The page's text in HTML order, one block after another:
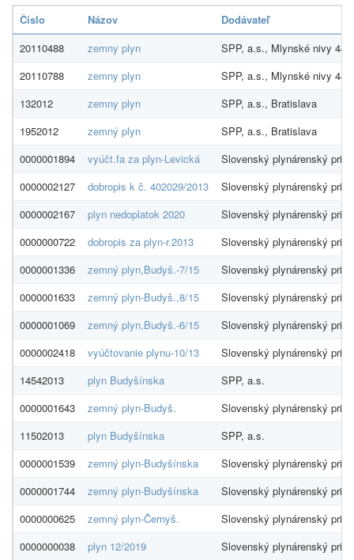
Číslo Názov
Dodávateľ
20110488
zemny plyn
SPP, a.s., Mlynské nivy 44/
20110788
zemny plyn
SPP, a.s., Mlynské nivy 44/
132012
zemny plyn
SPP, a.s., Bratislava
1952012
zemný plyn
SPP, a.s., Bratislava
0000001894
vyúčt.fa za plyn-Levická
Slovenský plynárenský
0000002127
dobropis k č. 402029/2013
Slovenský plynárenský
0000002167
plyn nedoplatok 2020
Slovenský plynárenský
0000000722
dobropis za plyn-r.2013
Slovenský plynárenský
0000001336
zemný plyn,Budyš.-7/15
Slovenský plynárenský
0000001633
zemný plyn-Budyš.,8/15
Slovenský plynárenský
0000001069
zemný plyn,Budyš.-6/15
Slovenský plynárenský
0000002418
vyúčtovanie plynu-10/13
Slovenský plynárenský
14542013
plyn Budyšínska
SPP, a.s.
0000001643
zemný plyn-Budyš.
Slovenský plynárenský
11502013
plyn Budyšínska
SPP, a.s.
0000001539
zemný plyn-Budyšínska
Slovenský plynárenský
0000001744
zemný plyn-Budyšínska
Slovenský plynárenský
0000000625
zemný plyn-Černyš.
Slovenský plynárenský
0000000038
plyn 12/2019 Slovenský plynárenský